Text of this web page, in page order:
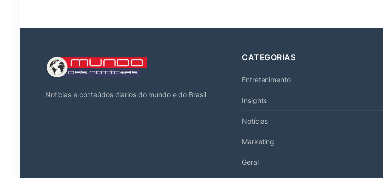
Notícias e conteúdos diários do mundo e do Brasil
CATEGORIAS
Entretenimento
Insights
Notícias
Marketing
Geral